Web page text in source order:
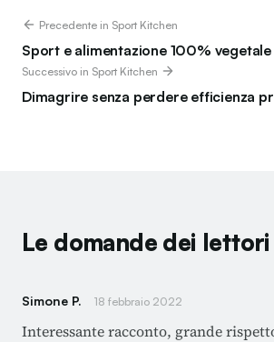
Precedente in Sport Kitchen
Sport e alimentazione 100% vegetale
Successivo in Sport Kitchen
Dimagrire senza perdere efficienza
Le domande dei lettori
Simone P. 18 febbraio 2022
Interessante racconto, grande